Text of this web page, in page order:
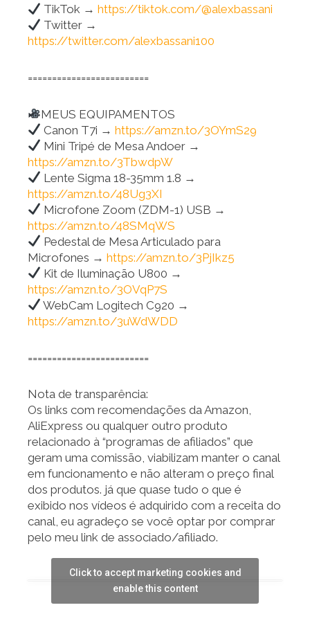
TikTok →https://tiktok.com/@alexbassani
Twitter →
https://twitter.com/alexbassani100
=========================
MEUS EQUIPAMENTOS
Canon T7i →https://amzn.to/3OYmS29
Mini Tripé de Mesa Andoer →
https://amzn.to/3TbwdpW
Lente Sigma 18-35mm 1.8 →
https://amzn.to/48Ug3XI
Microfone Zoom (ZDM-1) USB →
https://amzn.to/48SMqWS
Pedestal de Mesa Articulado para
Microfones → https://amzn.to/3PjIkz5
Kit de Iluminação U800 →
https://amzn.to/3OVqP7S
WebCam Logitech C920 →
https://amzn.to/3uWdWDD
=========================
Nota de transparência:
Os links com recomendações da Amazon,
AliExpress ou qualquer outro produto
relacionado à “programas de afiliados” que
geram uma comissão, viabilizam manter o canal
em funcionamento e não alteram o preço final
dos produtos. já que quase tudo o que é
exibido nos vídeos é adquirido com a receita do
canal, eu agradeço se você optar por comprar
pelo meu link de associado/afiliado.
Click to accept marketing cookies and
enable this content